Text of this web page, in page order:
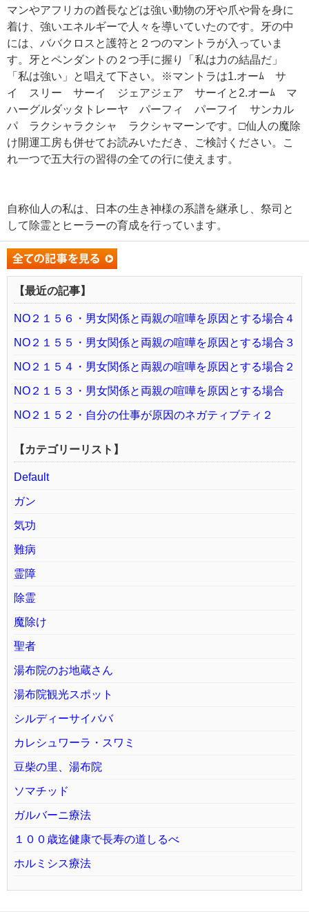
マンやアフリカの酋長などは強い動物の牙や爪や骨を身に
着け、強いエネルギーで人々を導いていたのです。牙の中
には、ババクロスと護符と２つのマントラが入っていま
す。牙とペンダントの２つ手に握り「私は力の結晶だ」
「私は強い」と唱えて下さい。※マントラは1.オーﾑ サ
イ スリー サーイ ジェアジェア サーイと2.オーﾑ マ
ハーグルダッタトレーヤ パーフィ パーフイ サンカル
パ ラクシャラクシャ ラクシャマーンです。□仙人の魔除
け開運工房も併せてお読みいただき、ご検討ください。こ
れ一つで五大行の習得の全ての行に使えます。
自称仙人の私は、日本の生き神様の系譜を継承し、祭司と
して除霊とヒーラーの育成を行っています。
【最近の記事】
NO２１５６・男女関係と両親の喧嘩を原因とする場合４
NO２１５５・男女関係と両親の喧嘩を原因とする場合３
NO２１５４・男女関係と両親の喧嘩を原因とする場合２
NO２１５３・男女関係と両親の喧嘩を原因とする場合
NO２１５２・自分の仕事が原因のネガティブティ２
【カテゴリーリスト】
Default
ガン
気功
難病
霊障
除霊
魔除け
聖者
湯布院のお地蔵さん
湯布院観光スポット
シルディーサイババ
カレシュワーラ・スワミ
豆柴の里、湯布院
ソマチッド
ガルバーニ療法
１００歳迄健康で長寿の道しるべ
ホルミシス療法